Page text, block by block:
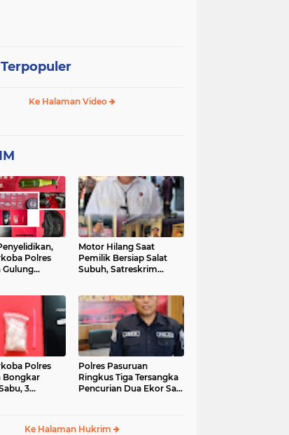
Ke Halaman Video
Polres
Gulung
Motor Hilang Saat
Pemilik Bersiap Salat
Subuh, Satreskrim
Polres
Bongkar
3
Polres Pasuruan
Ringkus Tiga Tersangka
Pencurian Dua Ekor Sapi
Ke Halaman Hukrim